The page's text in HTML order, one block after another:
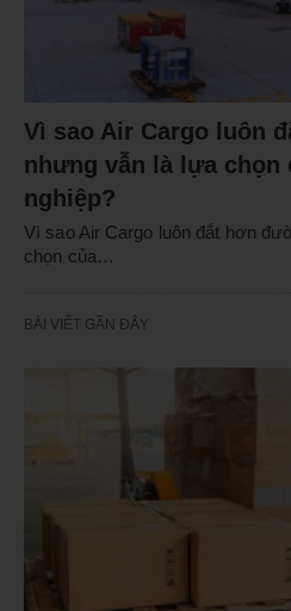
Vì sao Air Cargo luôn
nhưng vẫn là lựa chọn
nghiệp?
Vì sao Air Cargo luôn đắt hơn
chọn của…
BÀI VIẾT GẦN ĐÂY